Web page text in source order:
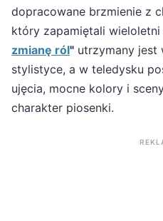
dopracowane brzmienie z
który zapamiętali wieloletni
zmianę ról" utrzymany jest
stylistyce, a w teledysku
ujęcia, mocne kolory i
charakter piosenki.